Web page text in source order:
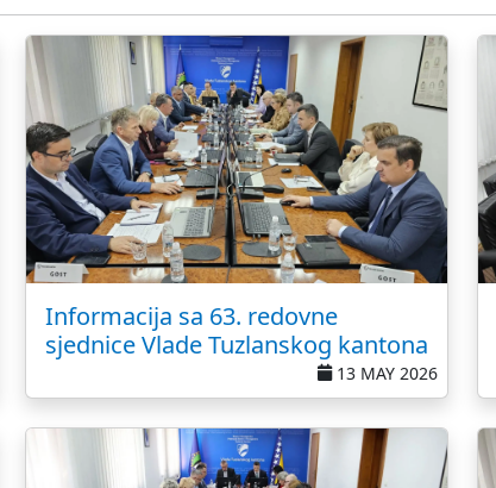
Informacija sa 63. redovne
sjednice Vlade Tuzlanskog kantona
13 MAY 2026